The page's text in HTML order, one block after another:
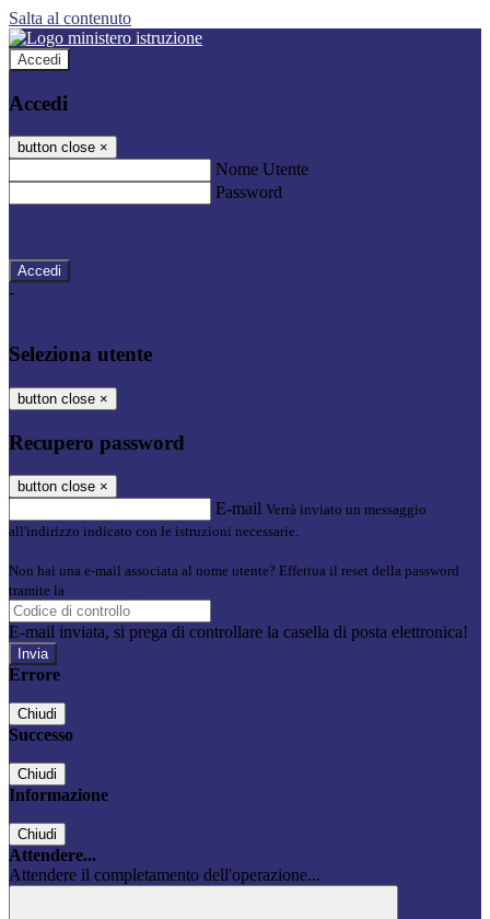
Salta al contenuto
Accedi
Accedi
button close ×
Nome Utente
Password
-
Seleziona utente
button close ×
Recupero password
button close ×
E-mail Verrà inviato un messaggio
all'indirizzo indicato con le istruzioni necessarie.
Non hai una e-mail associata al nome utente? Effettua il reset della password
tramite la
E-mail inviata, si prega di controllare la casella di posta elettronica!
Errore
Chiudi
Successo
Chiudi
Informazione
Chiudi
Attendere...
Attendere il completamento dell'operazione...